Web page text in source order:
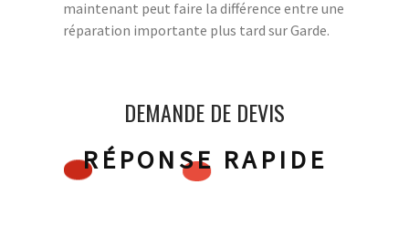
maintenant peut faire la différence entre une
réparation importante plus tard sur Garde.
DEMANDE DE DEVIS
RÉPONSE RAPIDE